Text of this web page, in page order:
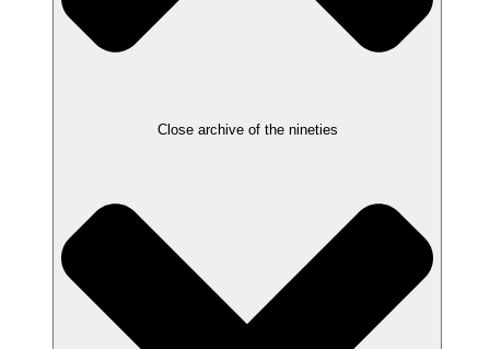
Close archive of the nineties